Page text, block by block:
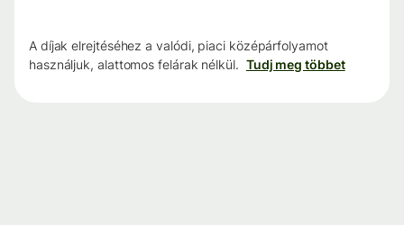
A díjak elrejtéséhez a valódi, piaci középárfolyamot
használjuk, alattomos felárak nélkül. Tudj meg többet